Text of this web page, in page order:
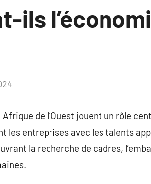
ils
de l’Ouest jouent un rôle
les entreprises avec les talents
la recherche de cadres,